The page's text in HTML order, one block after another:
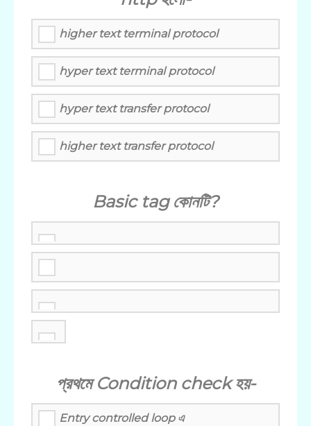
higher text terminal protocol
hyper text terminal protocol
hyper text transfer protocol
higher text transfer protocol
Basic tag কোনটি?
প্রথমে Condition check হয়-
Entry controlled loop এ